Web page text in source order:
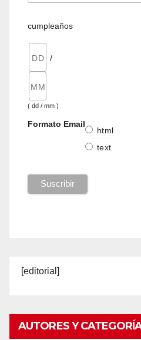
cumpleaños
/
( dd / mm )
Formato Email
html
text
[editorial]
AUTORES Y